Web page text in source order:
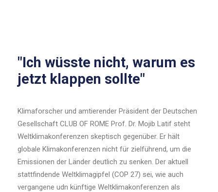
"Ich wüsste nicht, warum es
jetzt klappen sollte"
Klimaforscher und amtierender Präsident der Deutschen
Gesellschaft CLUB OF ROME Prof. Dr. Mojib Latif steht
Weltklimakonferenzen skeptisch gegenüber. Er hält
globale Klimakonferenzen nicht für zielführend, um die
Emissionen der Länder deutlich zu senken. Der aktuell
stattfindende Weltklimagipfel (COP 27) sei, wie auch
vergangene udn künftige Weltklimakonferenzen als